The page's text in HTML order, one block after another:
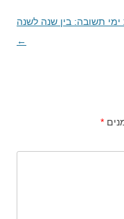
תשובה: בין שנה לשנה
←
*